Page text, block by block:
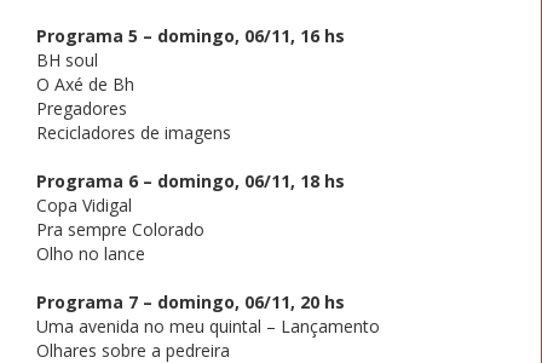
Programa 5 – domingo, 06/11, 16 hs
BH soul
O Axé de Bh
Pregadores
Recicladores de imagens
Programa 6 – domingo, 06/11, 18 hs
Copa Vidigal
Pra sempre Colorado
Olho no lance
Programa 7 – domingo, 06/11, 20 hs
Uma avenida no meu quintal – Lançamento
Olhares sobre a pedreira